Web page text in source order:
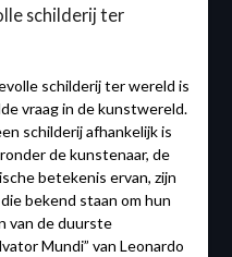
schilderij ter
schilderij ter wereld is
vraag in de kunstwereld.
schilderij afhankelijk is
de kunstenaar, de
betekenis ervan, zijn
bekend staan om hun
van de duurste
Mundi” van Leonardo